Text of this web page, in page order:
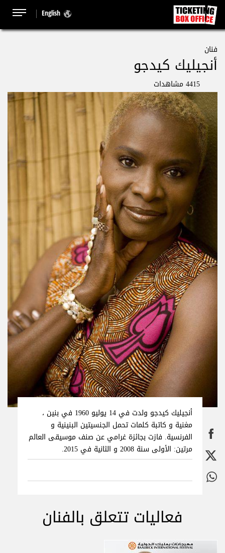
English
فنان
أنجيليك كيدجو
4415 مشاهدات
أنجيليك كيدجو ولدت في 14 يوليو 1960 في بنين ،
مغنية و كاتبة كلمات تحمل الجنسيتين البنينية و
الفرنسية. فازت بجائزة غرامي عن صنف موسيقى العالم
مرتين: الأولى سنة 2008 و الثانية في 2015.
فعاليات تتعلق بالفنان